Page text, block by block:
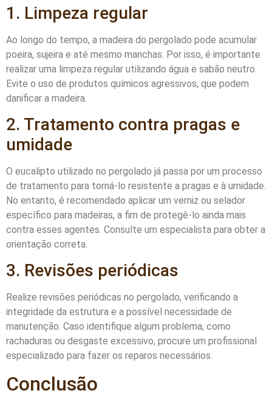
1. Limpeza regular
Ao longo do tempo, a madeira do pergolado pode acumular
poeira, sujeira e até mesmo manchas. Por isso, é importante
realizar uma limpeza regular utilizando água e sabão neutro.
Evite o uso de produtos químicos agressivos, que podem
danificar a madeira.
2. Tratamento contra pragas e
umidade
O eucalipto utilizado no pergolado já passa por um processo
de tratamento para torná-lo resistente a pragas e à umidade.
No entanto, é recomendado aplicar um verniz ou selador
específico para madeiras, a fim de protegê-lo ainda mais
contra esses agentes. Consulte um especialista para obter a
orientação correta.
3. Revisões periódicas
Realize revisões periódicas no pergolado, verificando a
integridade da estrutura e a possível necessidade de
manutenção. Caso identifique algum problema, como
rachaduras ou desgaste excessivo, procure um profissional
especializado para fazer os reparos necessários.
Conclusão